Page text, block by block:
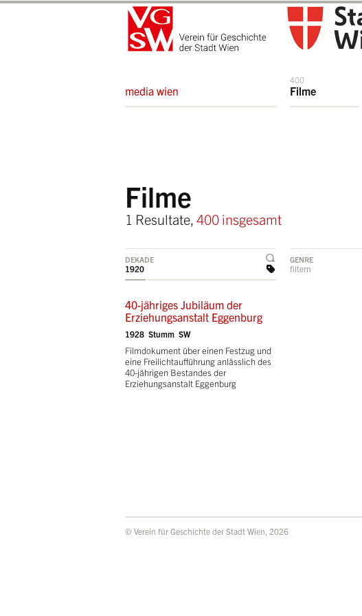
media wien
400
Filme
Filme
1 Resultate, 400 insgesamt
DEKADE
1920
GENRE
filtern
40-jähriges Jubiläum der
Erziehungsanstalt Eggenburg
1928 Stumm SW
Filmdokument über einen Festzug und
eine Freilichtaufführung anlässlich des
40-jährigen Bestandes der
Erziehungsanstalt Eggenburg
© Verein für Geschichte der Stadt Wien, 2026